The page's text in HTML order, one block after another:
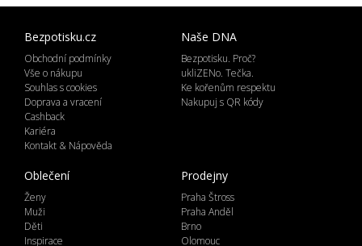
Bezpotisku.cz
Obchodní podmínky
Vše o nákupu
Souhlas s cookies
Doprava a vracení
Cashback
Kariéra
Kontakt & Nápověda
Naše DNA
Bezpotisku. Proč?
ukliZENo. Tečka.
Ke kořenům respektu
Nakupuj s QR kódy
Oblečení
Ženy
Muži
Děti
Inspirace
Prodejny
Praha Štross
Praha Anděl
Brno
Olomouc